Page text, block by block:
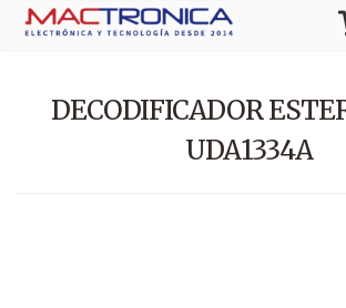
DECODIFICADOR
UDA1334A